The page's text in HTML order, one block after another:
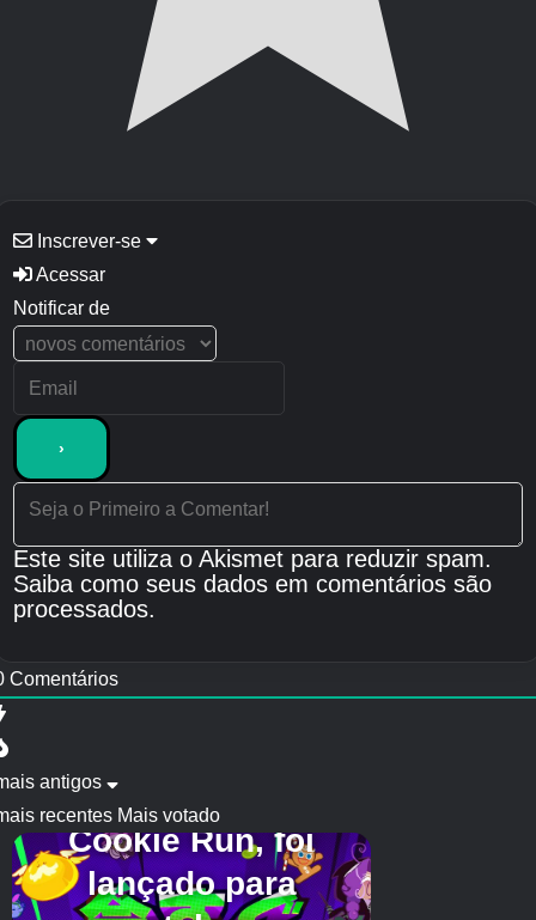
Inscrever-se
Acessar
Notificar de
Este site utiliza o Akismet para reduzir spam.
Saiba como seus dados em comentários são
processados.
Comentários
antigos
recentes Mais votado